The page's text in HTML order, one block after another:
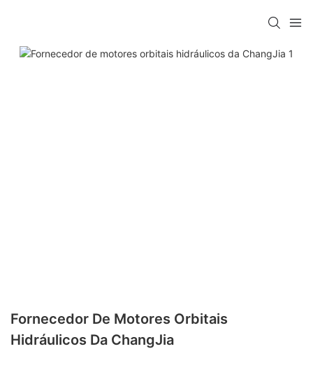
Fornecedor De Motores Orbitais
Hidráulicos Da ChangJia